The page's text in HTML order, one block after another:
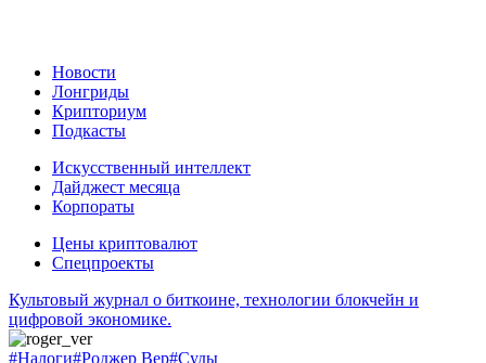
Новости
Лонгриды
Крипториум
Подкасты
Искусственный интеллект
Дайджест месяца
Корпораты
Цены криптовалют
Спецпроекты
Культовый журнал о биткоине, технологии блокчейн и
цифровой экономике.
#Налоги#Роджер Вер#Суды